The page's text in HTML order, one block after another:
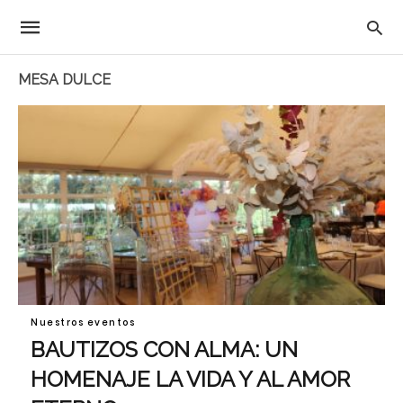
MESA DULCE
Nuestros eventos
BAUTIZOS CON ALMA: UN
HOMENAJE LA VIDA Y AL AMOR